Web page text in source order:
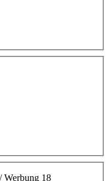
Werbung 18